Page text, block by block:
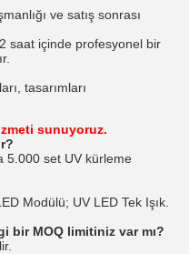
ve satış sonrası
saat içinde profesyonel bir
tasarımları
sunuyoruz.
5.000 set UV kürleme
Modülü; UV LED Tek Işık.
bir MOQ limitiniz var mı?